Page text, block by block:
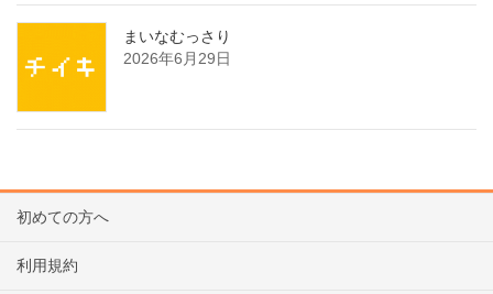
まいなむっさり
2026年6月29日
初めての方へ
利用規約